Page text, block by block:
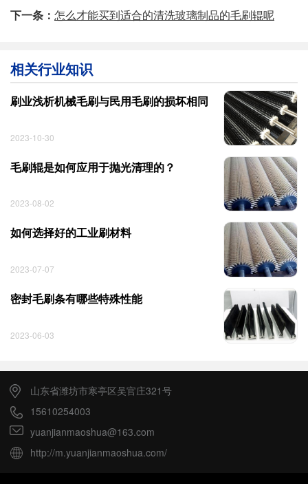
下一条： 怎么才能买到适合的清洗玻璃制品的毛刷辊呢
相关行业知识
刷业浅析机械毛刷与民用毛刷的损坏相同
2023-10-30
毛刷辊是如何应用于抛光清理的？
2023-08-02
如何选择好的工业刷材料
2023-07-07
密封毛刷条有哪些特殊性能
2023-06-03
山东省潍坊市寒亭区吴官庄321号
15610254003
yuanjianmaoshua@163.com
http://m.yuanjianmaoshua.com/